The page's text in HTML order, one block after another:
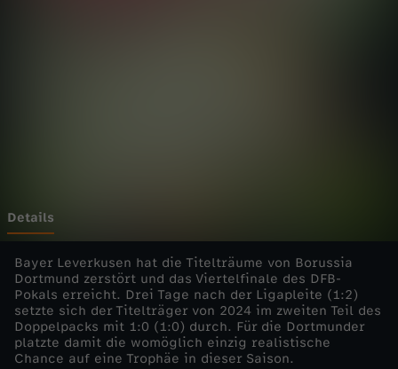
2
5
/
2
Details
Bayer Leverkusen hat die Titelträume von Borussia
Dortmund zerstört und das Viertelfinale des DFB-
Pokals erreicht. Drei Tage nach der Ligapleite (1:2)
setzte sich der Titelträger von 2024 im zweiten Teil des
Doppelpacks mit 1:0 (1:0) durch. Für die Dortmunder
platzte damit die womöglich einzig realistische
Chance auf eine Trophäe in dieser Saison.